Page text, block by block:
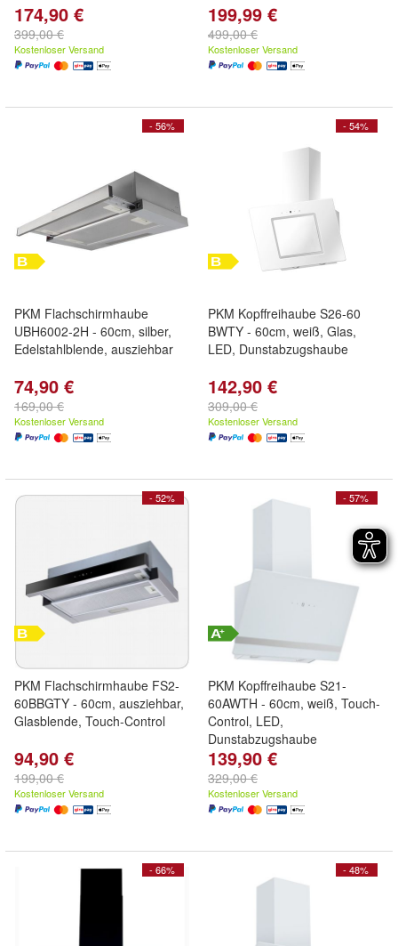
174,90 €
399,00 €
Kostenloser Versand
199,99 €
499,00 €
Kostenloser Versand
- 56%
PKM Flachschirmhaube
UBH6002-2H - 60cm, silber,
Edelstahlblende, ausziehbar
74,90 €
169,00 €
Kostenloser Versand
- 54%
PKM Kopffreihaube S26-60
BWTY - 60cm, weiß, Glas,
LED, Dunstabzugshaube
142,90 €
309,00 €
Kostenloser Versand
- 52%
PKM Flachschirmhaube FS2-
60BBGTY - 60cm, ausziehbar,
Glasblende, Touch-Control
94,90 €
199,00 €
Kostenloser Versand
- 57%
PKM Kopffreihaube S21-
60AWTH - 60cm, weiß, Touch-
Control, LED,
Dunstabzugshaube
139,90 €
329,00 €
Kostenloser Versand
- 66% - 48%